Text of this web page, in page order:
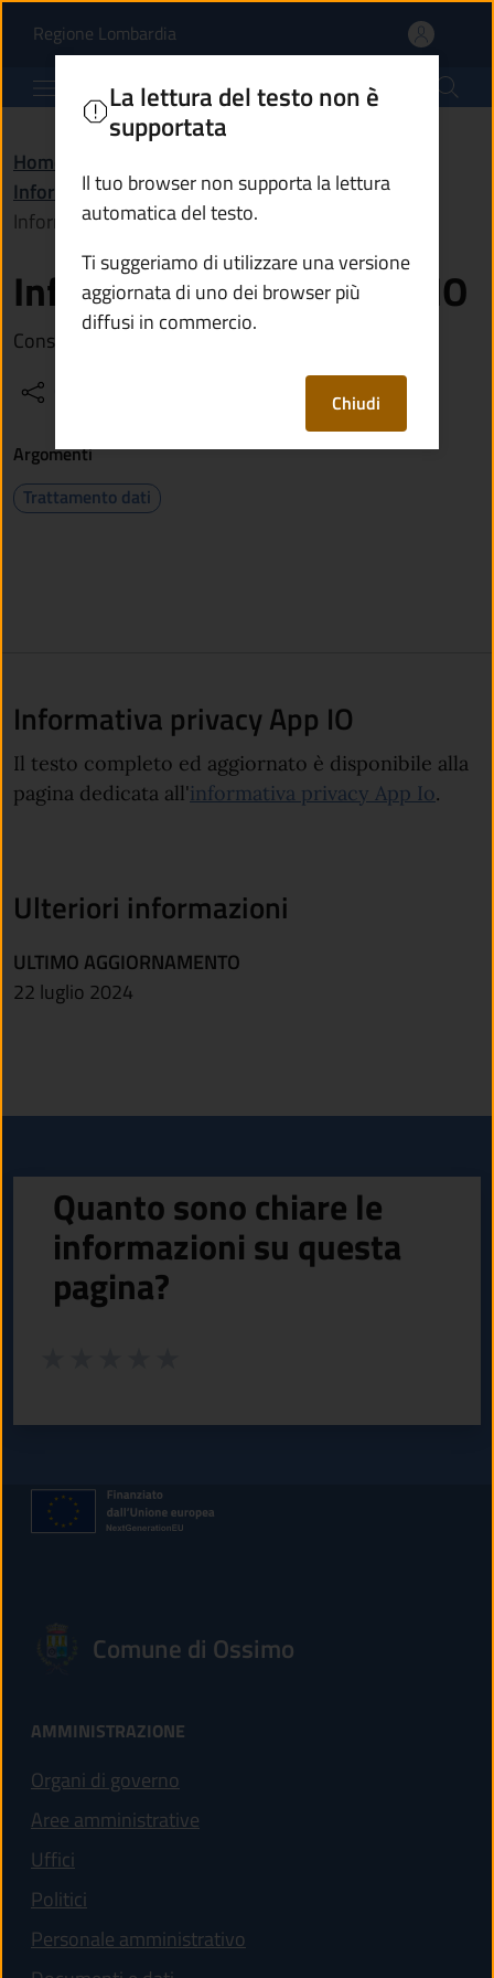
Informativa privacy
Regione Lombardia(apre in un'altra scheda).
Comune di Ossimo
Home
Informazioni istituzionali /
Informativa privacy App IO
Informativa privacy App IO
Consulta il testo dell'Informativa privacy App IO
La lettura del testo non è
supportata
Il tuo browser non supporta la lettura
automatica del testo.
Ti suggeriamo di utilizzare una versione
aggiornata di uno dei browser più
diffusi in commercio.
Chiudi
Argomenti
Trattamento dati
Informativa privacy App IO
Il testo completo ed aggiornato è disponibile alla
pagina dedicata all'informativa privacy App Io.
Ulteriori informazioni
ULTIMO AGGIORNAMENTO
22 luglio 2024
Quanto sono chiare le
informazioni su questa
pagina?
Comune di Ossimo
AMMINISTRAZIONE
Organi di governo
Aree amministrative
Uffici
Politici
Personale amministrativo